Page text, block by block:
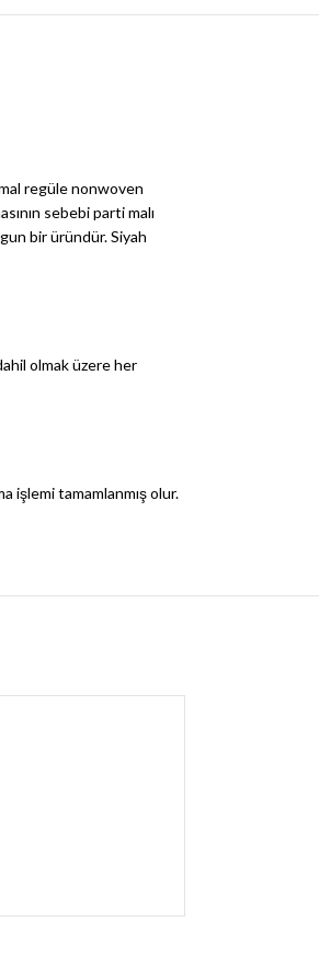
regüle nonwoven
sebebi parti malı
bir üründür. Siyah
olmak üzere her
işlemi tamamlanmış olur.